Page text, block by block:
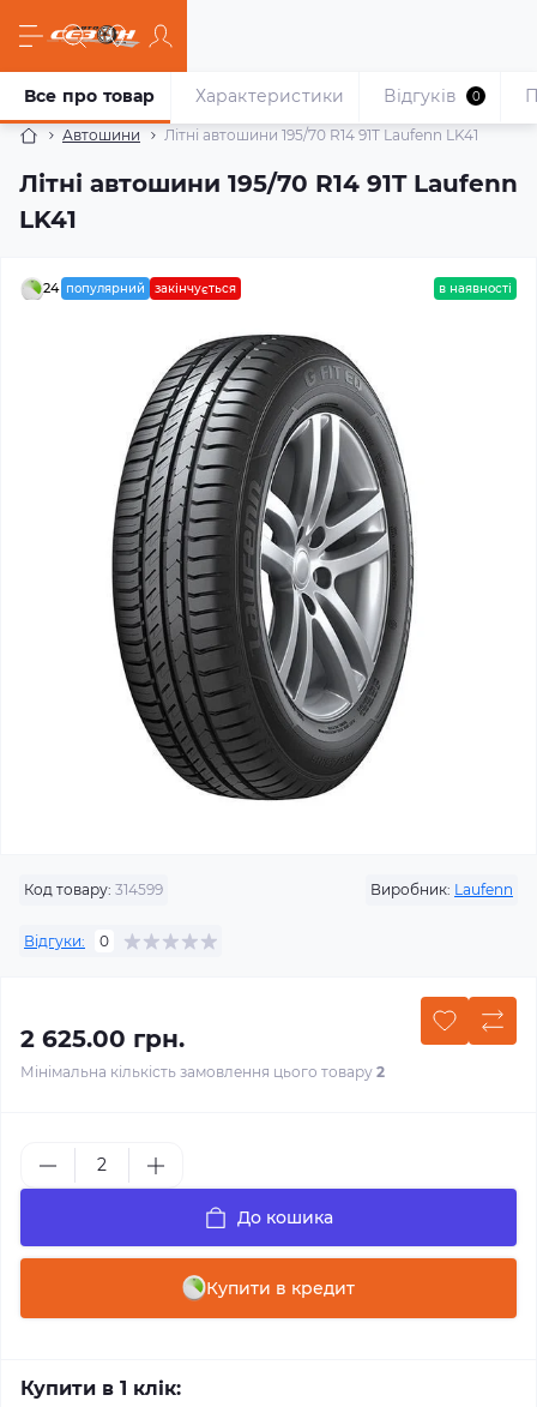
Автошини Літні автошини 195/70 R14 91T Laufenn LK41
Літні автошини 195/70 R14 91T Laufenn
LK41
Все про товар Характеристики Відгуків 0
24 популярний закінчується в наявності
Код товару: 314599 Виробник: Laufenn
Відгуки: 0
2 625.00 грн.
Мінімальна кількість замовлення цього товару 2
До кошика
Купити в кредит
Купити в 1 клік: